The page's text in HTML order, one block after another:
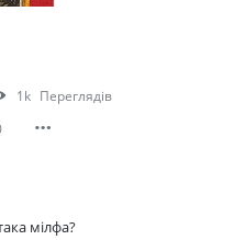
1k Переглядів
мілфа?